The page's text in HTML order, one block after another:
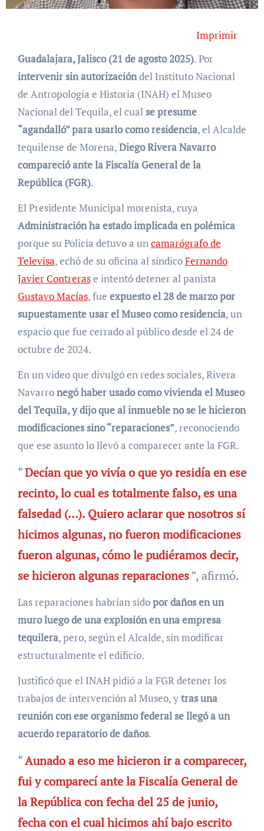
Imprimir
Guadalajara, Jalisco (21 de agosto 2025). Por
intervenir sin autorizacióndel Instituto Nacional
de Antropología e Historia (INAH) el Museo
Nacional del Tequila, el cual se presume
“agandalló” para usarlo como residencia, el Alcalde
tequilense de Morena,Diego Rivera Navarro
compareció ante la Fiscalía General de la
República (FGR).
El Presidente Municipal morenista, cuya
Administración ha estado implicada en polémica
porque su Policía detuvo a uncamarógrafo de
Televisa, echó de su oficina al síndicoFernando
Javier Contrerase intentó detener al panista
Gustavo Macías, fue expuesto el 28 de marzo por
supuestamente usar el Museo como residencia, un
espacio que fue cerrado al público desde el 24 de
octubre de 2024.
En un video que divulgó en redes sociales, Rivera
Navarronegó haber usado como vivienda el Museo
del Tequila, y dijo que al inmueble no se le hicieron
modificaciones sino “reparaciones”, reconociendo
que ese asunto lo llevó a comparecer ante la FGR.
“Decían que yo vivía o que yo residía en ese
recinto, lo cual es totalmente falso, es una
falsedad (…). Quiero aclarar que nosotros sí
hicimos algunas, no fueron modificaciones
fueron algunas, cómo le pudiéramos decir,
se hicieron algunas reparaciones”, afirmó.
Las reparaciones habrían sidopor daños en un
muro luego de una explosión en una empresa
tequilera, pero, según el Alcalde, sin modificar
estructuralmente el edificio.
Justificó que el INAH pidió a la FGR detener los
trabajos de intervención al Museo, ytras una
reunión con ese organismo federal se llegó a un
acuerdo reparatorio de daños.
“Aunado a eso me hicieron ir a comparecer,
fui y comparecí ante la Fiscalía General de
la República con fecha del 25 de junio,
fecha con el cual hicimos ahí bajo escrito